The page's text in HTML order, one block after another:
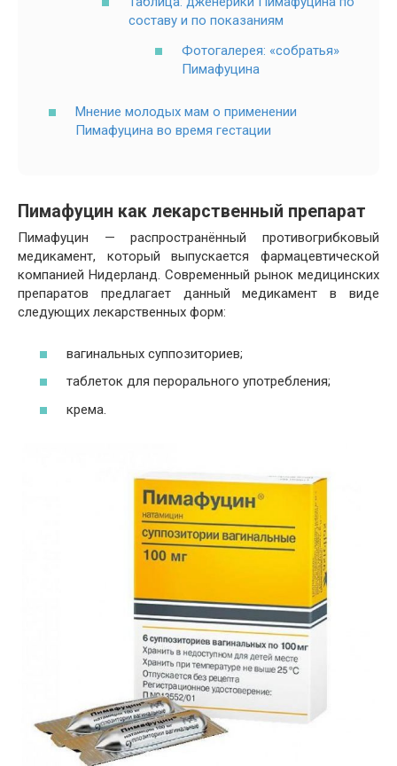
составу и по показаниям
Фотогалерея: «собратья»
Пимафуцина
Мнение молодых мам о применении
Пимафуцина во время гестации
Пимафуцин как лекарственный препарат
Пимафуцин — распространённый противогрибковый
медикамент, который выпускается фармацевтической
компанией Нидерланд. Современный рынок медицинских
препаратов предлагает данный медикамент в виде
следующих лекарственных форм:
вагинальных суппозиториев;
таблеток для перорального употребления;
крема.